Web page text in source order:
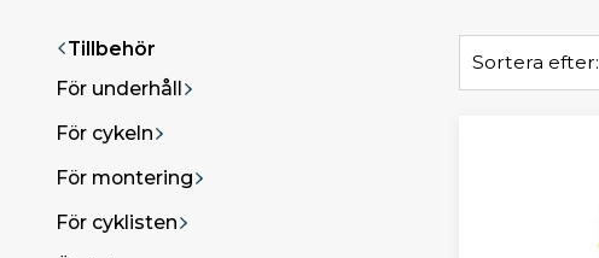
Tillbehör
För underhåll
För cykeln
För montering
För cyklisten
Sortera efter: